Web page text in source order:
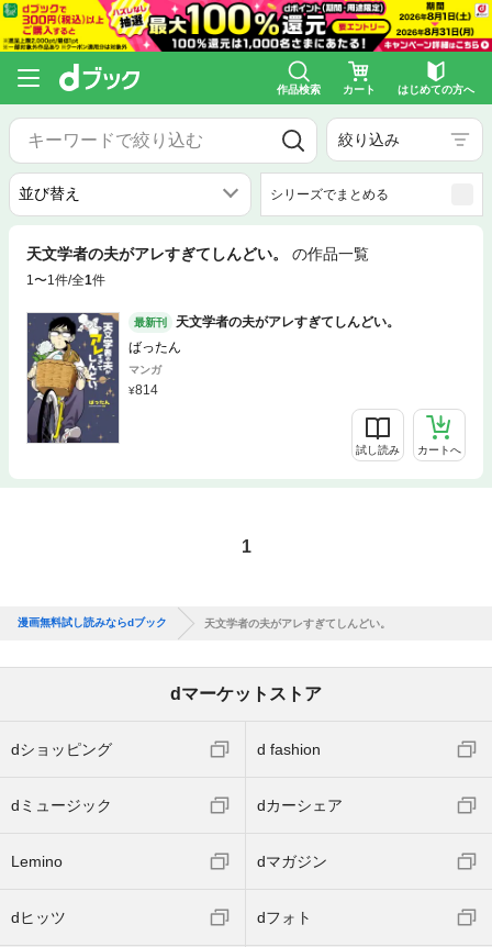
作品検索 カート はじめての方へ
絞り込み
シリーズでまとめる
天文学者の夫がアレすぎてしんどい。 の作品一覧
1〜1件/全1件
最新刊
天文学者の夫がアレすぎてしんどい。
ばったん
マンガ
814
試し読み カートへ
1
漫画無料試し読みならdブック 天文学者の夫がアレすぎてしんどい。
dマーケットストア
dショッピング d fashion
dミュージック dカーシェア
Lemino dマガジン
dヒッツ dフォト